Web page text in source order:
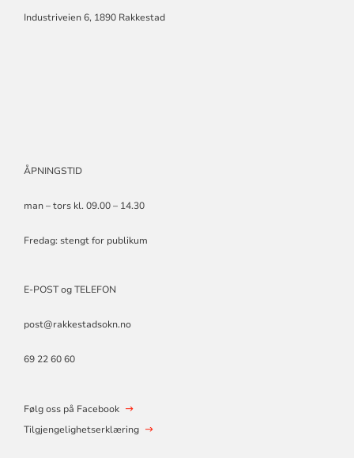
Industriveien 6, 1890 Rakkestad
ÅPNINGSTID
man – tors kl. 09.00 – 14.30
Fredag: stengt for publikum
E-POST og TELEFON
post@rakkestadsokn.no
69 22 60 60
Følg oss på Facebook
Tilgjengelighetserklæring